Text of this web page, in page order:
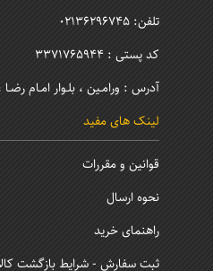
تلفن: 02136296745
کد پستی : 3371765944
آدرس : ورامـین ، بلـوار امـام
لینک های مفید
قوانین و مقررات
نحوه ارسال
راهنمای خرید
ثبت سفارش - شرایط بازگشت